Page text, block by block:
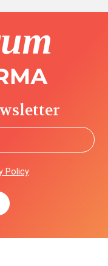
Policy